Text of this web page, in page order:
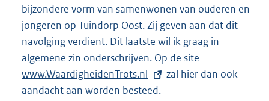
bijzondere vorm van samenwonen van ouderen en
jongeren op Tuindorp Oost. Zij geven aan dat dit
navolging verdient. Dit laatste wil ik graag in
algemene zin onderschrijven. Op de site
x
www.WaardigheidenTrots.nl
zal hier dan ook
aandacht aan worden besteed.